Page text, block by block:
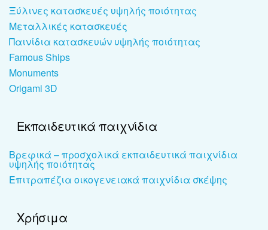
Ξύλινες κατασκευές υψηλής ποιότητας
Μεταλλικές κατασκευές
Παινίδια κατασκευών υψηλής ποιότητας
Famous Ships
Monuments
Origami 3D
Εκπαιδευτικά παιχνίδια
Βρεφικά – προσχολικά εκπαιδευτικά παιχνίδια
υψηλής ποιότητας
Επιτραπέζια οικογενειακά παιχνίδια σκέψης
Χρήσιμα